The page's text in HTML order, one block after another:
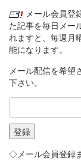
メール会員登
た記事を毎日メー
れますと、毎週月
能になります。
メール配信を希望
下さい。
◇メール会員登録